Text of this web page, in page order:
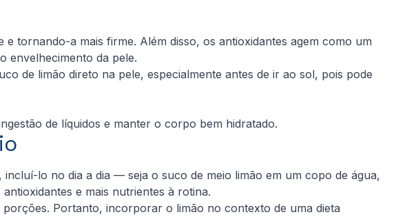
tornando-a mais firme. Além disso, os antioxidantes agem como um
envelhecimento da pele.
de limão direto na pele, especialmente antes de ir ao sol, pois pode
de líquidos e manter o corpo bem hidratado.
lo no dia a dia — seja o suco de meio limão em um copo de água,
e mais nutrientes à rotina.
Portanto, incorporar o limão no contexto de uma dieta